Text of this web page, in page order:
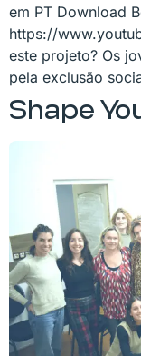
em PT Download
https://
este projeto? Os
pela exclusão
Shape